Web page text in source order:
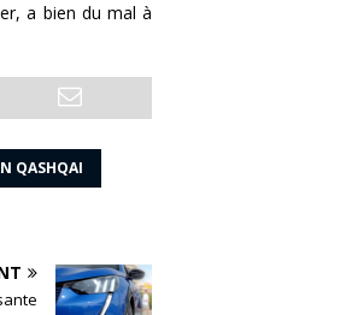
a bien du mal à
QASHQAI